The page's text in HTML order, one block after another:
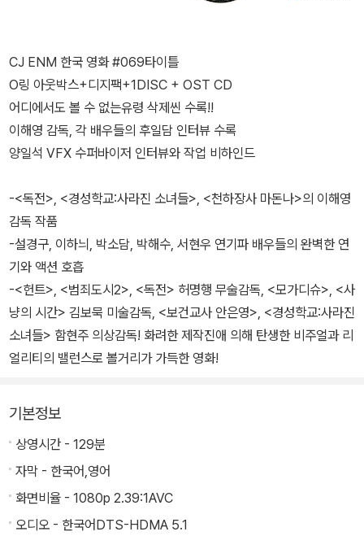
CJ ENM 한국 영화 #069타이틀
O링 아웃박스+디지팩+1DISC + OST CD
어디에서도 볼 수 없는유령 삭제씬 수록!!
이해영 감독, 각 배우들의 후일담 인터뷰 수록
양일석 VFX 수퍼바이저 인터뷰와 작업 비하인드
-<독전>, <경성학교:사라진 소녀들>, <천하장사 마돈나>의 이해영
감독 작품
-설경구, 이하늬, 박소담, 박해수, 서현우 연기파 배우들의 완벽한 연
기와 액션 호흡
-<헌트>, <범죄도시2>, <독전> 허명행 무술감독, <모가디슈>, <사
냥의 시간> 김보묵 미술감독, <보건교사 안은영>, <경성학교:사라진
소녀들> 함현주 의상감독! 화려한 제작진애 의해 탄생한 비주얼과 리
얼리티의 밸런스로 볼거리가 가득한 영화!
기본정보
상영시간 - 129분
자막 - 한국어,영어
화면비율 - 1080p 2.39:1AVC
오디오 - 한국어DTS-HDMA 5.1